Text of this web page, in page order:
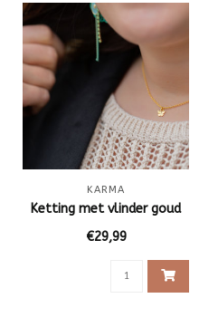
KARMA
Ketting met vlinder goud
€29,99